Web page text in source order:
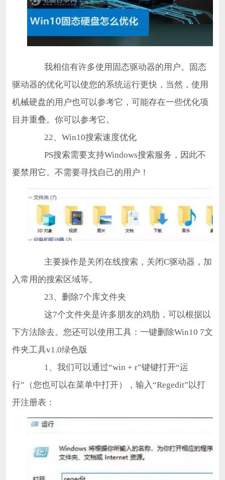
我相信有许多使用固态驱动器的用户。固态
驱动器的优化可以使您的系统运行更快，当然，使用
机械硬盘的用户也可以参考它，可能存在一些优化项
目并重叠。你可以参考它。
22、Win10搜索速度优化
PS搜索需要支持Windows搜索服务，因此不
要禁用它。不需要寻找自己的用户！
主要操作是关闭在线搜索，关闭C驱动器，加
入常用的搜索区域等。
23、删除7个库文件夹
这7个文件夹是许多朋友的鸡肋，可以根据以
下方法除去。您还可以使用工具：一键删除Win10 7文
件夹工具v1.0绿色版
1、我们可以通过“win + r”键键打开“运
行”（您也可以在菜单中打开），输入“Regedit”以打
开注册表：